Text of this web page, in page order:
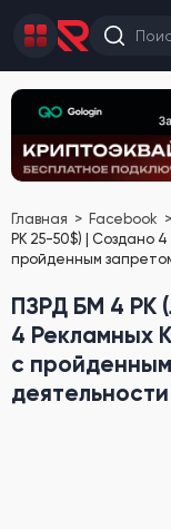
Главная Facebook
РК 25-50$) | Создано
пройденным
ПЗРД БМ 4 РК
4 Рекламных
с